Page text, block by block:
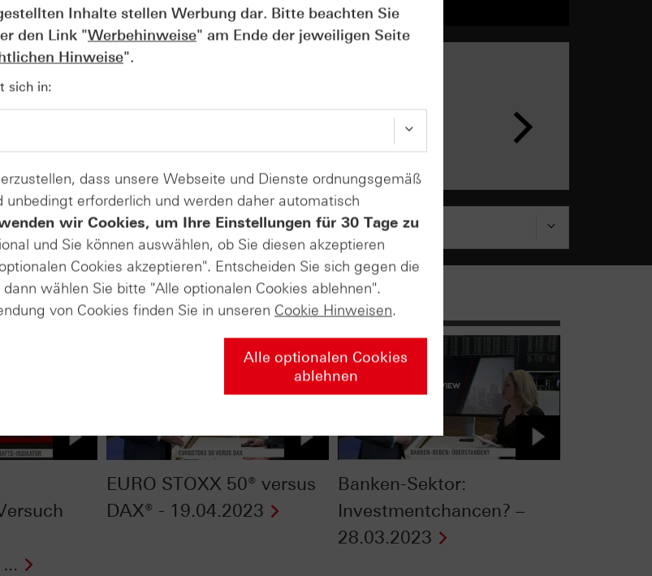
EURO STOXX 50® versus
DAX® - 19.04.2023
Banken-Sektor:
Investmentchancen? –
28.03.2023
Inhalte stellen Werbung dar. Bitte beachten Sie
den Link "Werbehinweise" am Ende der jeweiligen Seite
Hinweise".
sich in:
dass unsere Webseite und Dienste ordnungsgemäß
unbedingt erforderlich und werden daher automatisch
wir Cookies, um Ihre Einstellungen für 30 Tage zu
und Sie können auswählen, ob Sie diesen akzeptieren
Cookies akzeptieren". Entscheiden Sie sich gegen die
wählen Sie bitte "Alle optionalen Cookies ablehnen".
von Cookies finden Sie in unseren Cookie Hinweisen.
Alle optionalen Cookies
ablehnen